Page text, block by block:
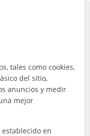
de estudio
tales como cookies,
del sitio,
anuncios y medir
mejor
establecido en